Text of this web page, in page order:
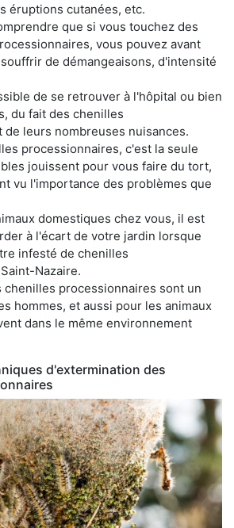
éruptions cutanées, etc.
que si vous touchez des
vous pouvez avant
de démangeaisons, d'intensité
de se retrouver à l'hôpital ou bien
du fait des chenilles
leurs nombreuses nuisances.
processionnaires, c'est la seule
jouissent pour vous faire du tort,
vu l'importance des problèmes que
domestiques chez vous, il est
à l'écart de votre jardin lorsque
infesté de chenilles
Nazaire.
chenilles processionnaires sont un
hommes, et aussi pour les animaux
dans le même environnement
d'extermination des